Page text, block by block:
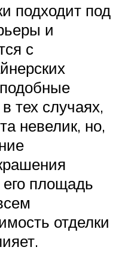
подходит под
и
с
тех случаях,
невелик, но,
площадь
отделки